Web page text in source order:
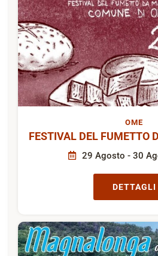
OME
FESTIVAL DEL FUMETTO
29 Agosto - 30
DETTAGLI